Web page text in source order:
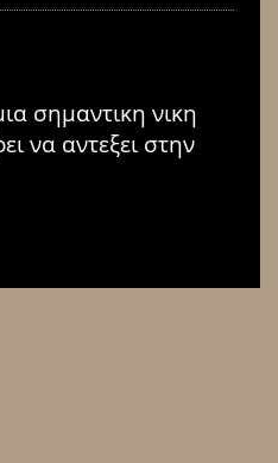
σημαντικη νικη
να αντεξει στην